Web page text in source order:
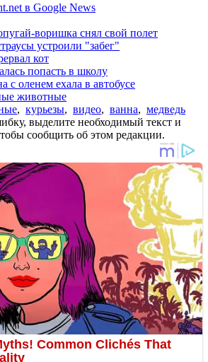
в Google News
воришка снял свой полет
устроили "забег"
кот
попасть в школу
оленем ехала в автобусе
животные
, курьезы, видео, ванна, медведь
выделите необходимый текст и
сообщить об этом редакции.